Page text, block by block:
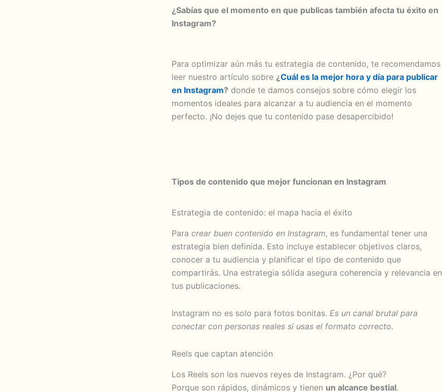
¿Sabías que el momento en que publicas también afecta tu éxito en
Instagram?
Para optimizar aún más tu estrategia de contenido, te recomendamos
leer nuestro artículo sobre ¿Cuál es la mejor hora y día para publicar
en Instagram? donde te damos consejos sobre cómo elegir los
momentos ideales para alcanzar a tu audiencia en el momento
perfecto. ¡No dejes que tu contenido pase desapercibido!
Tipos de contenido que mejor funcionan en Instagram
Estrategia de contenido: el mapa hacia el éxito
Paracrear buen contenido en Instagram, es fundamental tener una
estrategia bien definida. Esto incluye establecer objetivos claros,
conocer a tu audiencia y planificar el tipo de contenido que
compartirás. Una estrategia sólida asegura coherencia y relevancia en
tus publicaciones.
Instagram no es solo para fotos bonitas.Es un canal brutal para
conectar con personas reales si usas el formato correcto.
Reels que captan atención
Los Reels son los nuevos reyes de Instagram. ¿Por qué?
Porque son rápidos, dinámicos y tienen un alcance bestial.